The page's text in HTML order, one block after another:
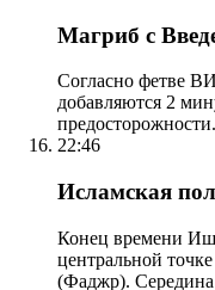
Магриб с
Согласно фетве
добавляются 2
предосторожности.
22:46
Исламская
Конец времени
центральной
(Фаджр).